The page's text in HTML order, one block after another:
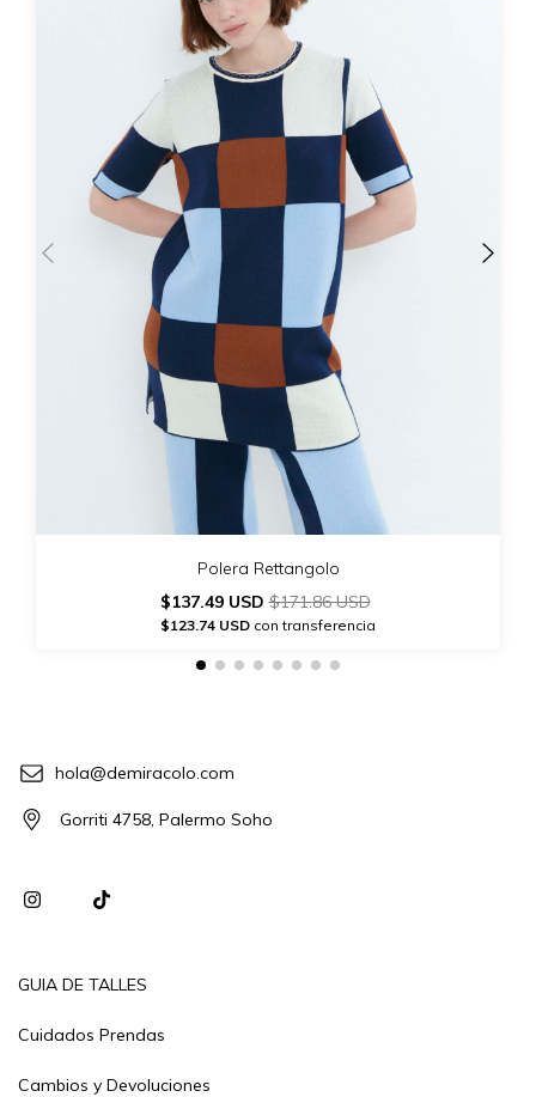
Polera Rettangolo
$137.49 USD$171.86 USD
$123.74 USD con transferencia
hola@demiracolo.com
Gorriti 4758, Palermo Soho
GUIA DE TALLES
Cuidados Prendas
Cambios y Devoluciones